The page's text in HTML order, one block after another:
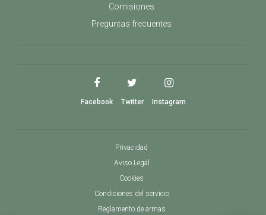
Comisiones
Preguntas frecuentes
Facebook Twitter Instagram
Privacidad
Aviso Legal
Cookies
Condiciones del servicio
Reglamento de armas